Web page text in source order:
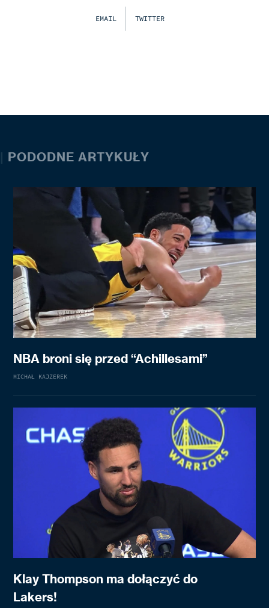
EMAIL TWITTER
| PODODNE ARTYKUŁY
NBA broni się przed “Achillesami”
MICHAŁ KAJZEREK
Klay Thompson ma dołączyć do
Lakers!